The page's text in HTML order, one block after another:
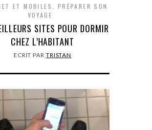
ET MOBILES
PRÉPARER SON
VOYAGE
SITES POUR DORMIR
CHEZ L’HABITANT
ECRIT PAR TRISTAN